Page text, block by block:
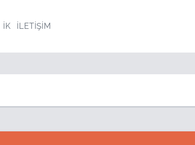
İK İLETİŞİM